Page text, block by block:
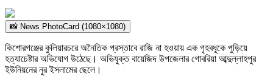
📸 News PhotoCard (1080×1080)
কিশোরগঞ্জের কুলিয়ারচরে অনৈতিক প্রস্তাবে রাজি না হওয়ায় এক গৃহবধূকে পুড়িয়ে
হত্যাচেষ্টার অভিযোগ উঠেছে। অভিযুক্ত বায়েজিদ উপজেলার গোবরিয়া আব্দুল্লাহপুর
ইউনিয়নের নুর ইসলামের ছেলে।